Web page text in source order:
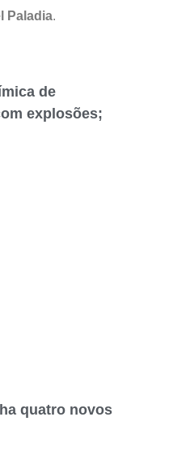
Paladia.
de
explosões;
quatro novos